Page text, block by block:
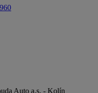
Auto a.s. - Kolín